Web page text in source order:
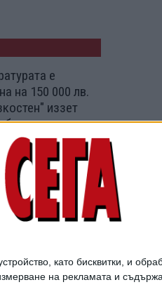
като бисквитки, и
на рекламата и
е
на 150 000 лв.
иззет
се търси дете
смъмри
полиция